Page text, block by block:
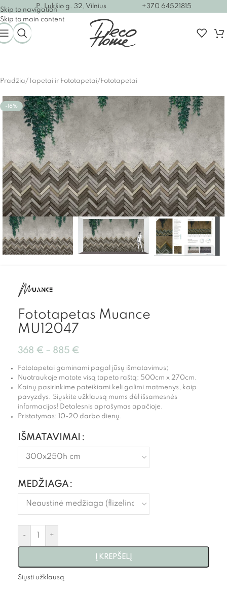
Skip to navigation
Skip to main content
P. Lukšio g. 32, Vilnius +370 64521815
Pradžia/ Tapetai ir Fototapetai/Fototapetai
-16%
Fototapetas Muance
MU12047
368 € – 885 €
Fototapetai gaminami pagal jūsų išmatavimus;
Nuotraukoje matote visą tapeto raštą: 500cm x 270cm.
Kainų pasirinkime pateikiami keli galimi matmenys, kaip
pavyzdys. Siųskite užklausą mums dėl išsamesnės
informacijos! Detalesnis aprašymas apačioje.
Pristatymas: 10-20 darbo dienų.
IŠMATAVIMAI
MEDŽIAGA
- +
Į KREPŠELĮ
Siųsti užklausą